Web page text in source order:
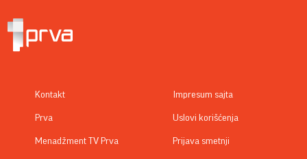
Kontakt
Prva
Menadžment TV Prva
Impresum sajta
Uslovi korišćenja
Prijava smetnji